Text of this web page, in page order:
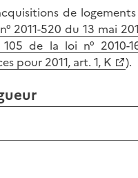
de logements
2011-520 du 13 mai
105 de la loi n° 2010-
pour 2011, art. 1, K
).